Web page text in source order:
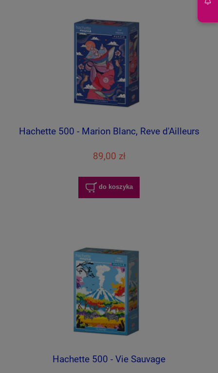
Hachette 500 - Marion Blanc, Reve d'Ailleurs
89,00 zł
do koszyka
Hachette 500 - Vie Sauvage